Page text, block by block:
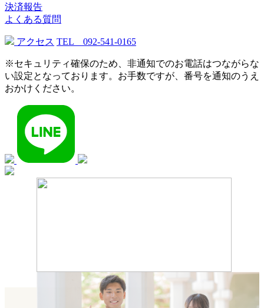
決済報告
よくある質問
アクセス TEL 092-541-0165
※セキュリティ確保のため、非通知でのお電話はつながらな
い設定となっております。お手数ですが、番号を通知のうえ
おかけください。